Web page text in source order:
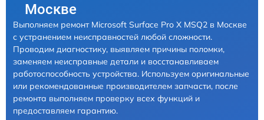
Москве
Выполняем ремонт Microsoft Surface Pro X MSQ2 в Москве
с устранением неисправностей любой сложности.
Проводим диагностику, выявляем причины поломки,
заменяем неисправные детали и восстанавливаем
работоспособность устройства. Используем оригинальные
или рекомендованные производителем запчасти, после
ремонта выполняем проверку всех функций и
предоставляем гарантию.